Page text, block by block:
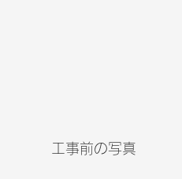
工事前の写真